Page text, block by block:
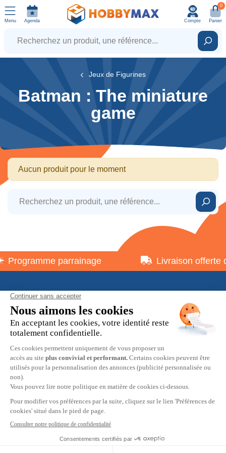
Menu Agenda Compte
0
Panier
Recherchez un produit, une référence...
Jeux de Figurines
Batman : The miniature
game
Aucun produit pour le moment
Recherchez un produit, une référence...
Programme parrainage Livraison offerte
À propos
Informations pratiques
Restons en contact
© 2026 HOBBY MAX -Mentions légales
confidentialité-Préférences cookies-